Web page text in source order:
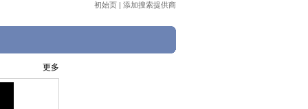
初始页 | 添加搜索提供商
更多